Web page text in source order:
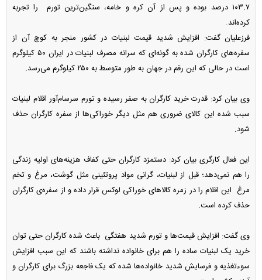
۱۰۳.۷ درصد بوده و پس از آن کره و خامه، سنگین‌ترین تورم را تجربه
کرده‌اند.
فرزعلیان گفت: افزایش شدید قیمت لبنیات در کشور منجر به کوچ آن از
سفره‌های کارگران شده به گونه‌ای که سرانه مصرف لبنیات در ایران ۵۰ کیلوگرم
است در حالی که این رقم در جهان به طور متوسط به ۲۵۰ کیلوگرم می‌رسد.
وی بیان کرد: قدرت خرید کارگران به صفر رسیده و تورم سرسام‌آور اقلام لبنیات
سبب شده این کالای ضروری هم مثل دیگر خوراکی‌ها از سفره کارگران حذف
شود.
این فعال کارگری بیان کرد: دستمزد کارگران حتی کفاف هزینه‌های اولیه زندگی
را هم نمی‌دهد؛ قبل از لبنیات، گرانی مواد پروتئینی مثل گوشت، مرغ و تخم
مرغ این اقلام را در زمره کالاهای خوراکی لوکس قرار داده و از سفره‌ی کارگران
حذف کرده است.
وی گفت: افزایش قیمت‌ها و تورم شدید هفتگی باعث شده کارگران حتی توان
خرید یک لبنیات ساده را هم برای خانواده نداشته باشند که این سبب افزایش
سوء‌تغذیه و فرسایش شدید خانواده‌ها شده که یک فاجعه بزرگ برای کارگران و